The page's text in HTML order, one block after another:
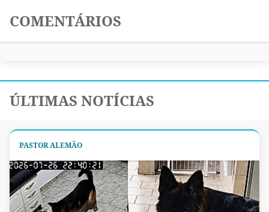
COMENTÁRIOS
ÚLTIMAS NOTÍCIAS
PASTOR ALEMÃO